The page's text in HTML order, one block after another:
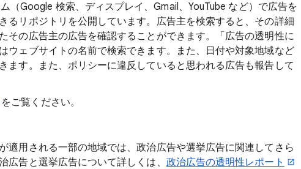
（Google 検索、ディスプレイ、Gmail、YouTube など）で広告を
るリポジトリを公開しています。広告主を検索すると、その詳細
その広告主の広告を確認することができます。「広告の透明性に
ウェブサイトの名前で検索できます。また、日付や対象地域など
ます。また、ポリシーに違反していると思われる広告も報告して
をご覧ください。
適用される一部の地域では、政治広告や選挙広告に関連してさら
広告と選挙広告について詳しくは、 政治広告の透明性レポート